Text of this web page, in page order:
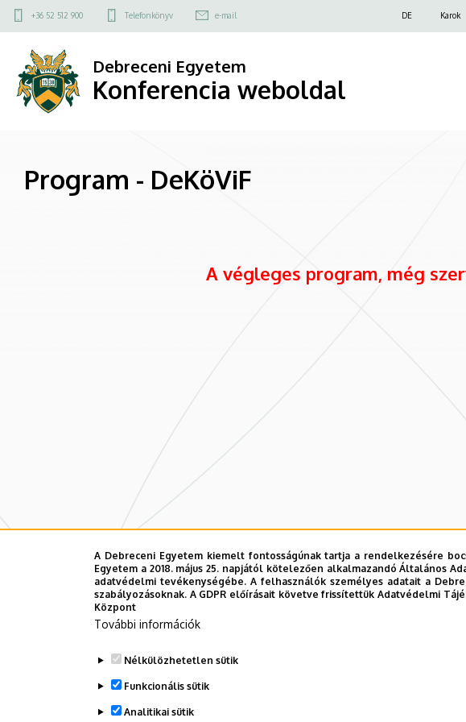
Program
DeKöViF
weboldal
Ugrás
a
tartalomra
Felső
menü
+36 52 512 900 Telefonkönyv e-mail
Felső
DE Karok
Debreceni Egyetem
Konferencia weboldal
Program - DeKöViF
A végleges program, még
A Debreceni Egyetem kiemelt fontosságúnak tartja a rendelkezésére
Egyetem a 2018. május 25. napjától kötelezően alkalmazandó Általános
adatvédelmi tevékenységébe. A felhasználók személyes adatait a
szabályozásoknak. A GDPR előírásait követve frissítettük Adatvédelmi
Központ
További információk
Nélkülözhetetlen sütik
Funkcionális sütik
Analitikai sütik